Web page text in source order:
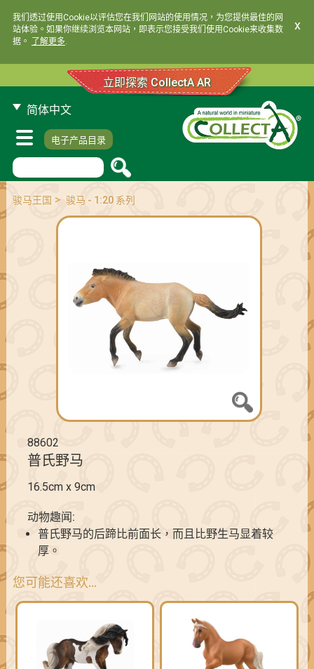
我们透过使用Cookie以评估您在我们网站的使用情况，为您提供最佳的网
站体验。如果你继续浏览本网站，即表示您接受我们使用Cookie来收集数
据。
了解更多.
x
立即探索 CollectA AR
简体中文
电子产品目录
骏马王国 > 骏马 - 1:20 系列
88602
普氏野马
16.5cm x 9cm
动物趣闻:
普氏野马的后蹄比前面长，而且比野生马显着较
厚。
您可能还喜欢…